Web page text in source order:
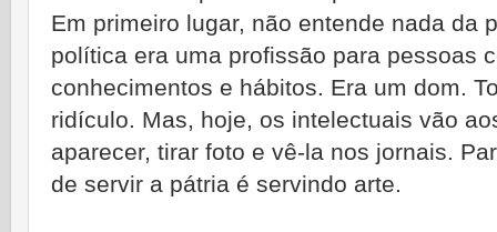
Em primeiro lugar, não entende nada da
política era uma profissão para pessoas
conhecimentos e hábitos. Era um dom.
ridículo. Mas, hoje, os intelectuais vão
aparecer, tirar foto e vê-la nos jornais.
de servir a pátria é servindo arte.